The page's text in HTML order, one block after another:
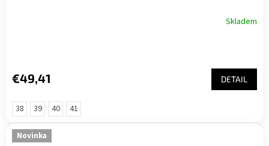
Skladem
€49,41 DETAIL
38 39 40 41
Novinka